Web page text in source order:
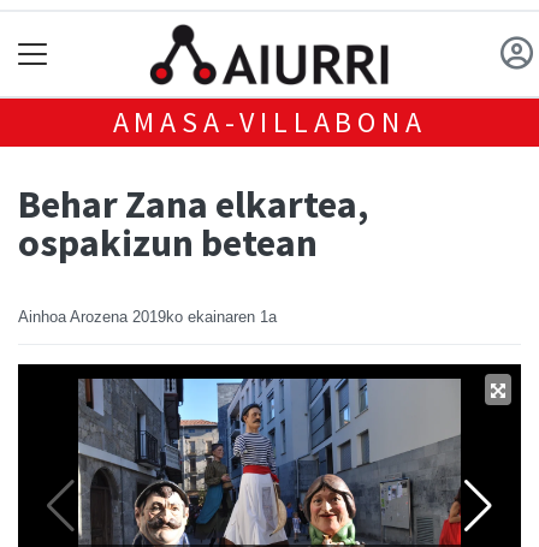
AMASA-VILLABONA
Behar Zana elkartea,
ospakizun betean
Ainhoa Arozena 2019ko ekainaren 1a